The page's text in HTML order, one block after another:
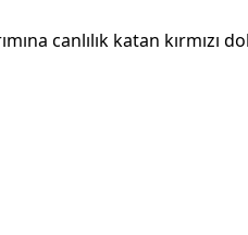
canlılık katan